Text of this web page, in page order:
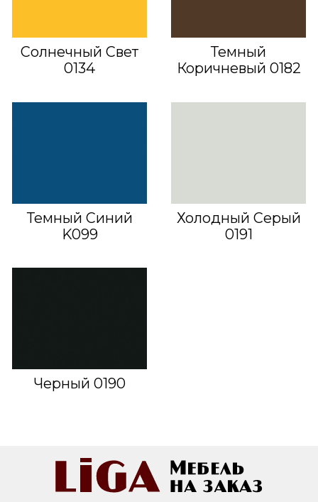
Солнечный Свет
0134
Темный
Коричневый 0182
Темный Синий
K099
Холодный Серый
0191
Черный 0190